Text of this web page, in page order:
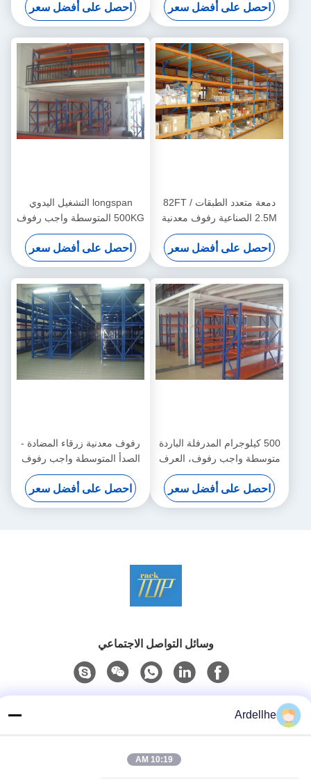
احصل على أفضل سعر
متوسطة واجب
احصل على أفضل سعر
دمعة متعدد الطبقات 82FT /
2.5M الصناعية رفوف معدنية
في مستودع التخزين الحل
احصل على أفضل سعر
longspan التشغيل اليدوي
500KG المتوسطة واجب رفوف
مع الرفوف الخشبية
احصل على أفضل سعر
500 كيلوجرام المدرفلة الباردة
متوسطة واجب رفوف، العرف
الأزرق / البرتقالي طويلة تمتد
رفوف
احصل على أفضل سعر
رفوف معدنية زرقاء المضادة -
الصدأ المتوسطة واجب رفوف
مع رذاذ الطلاء الانتهاء
احصل على أفضل سعر
وسائل التواصل الاجتماعي
Ardellhe
10:19 AM